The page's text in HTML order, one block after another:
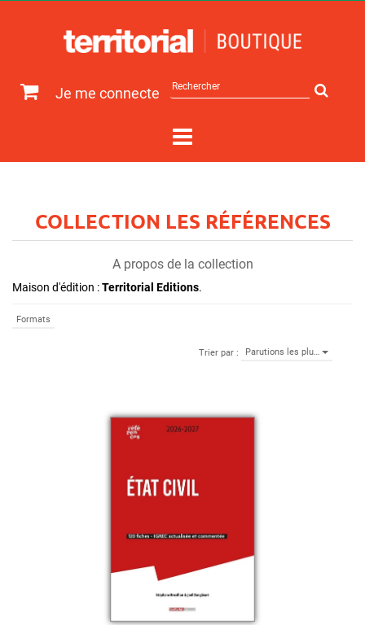
Je me connecte
sur
COLLECTION LES RÉFÉRENCES
A propos de la collection
Maison d'édition :Territorial Editions.
Formats
Trier par : Parutions les plu…